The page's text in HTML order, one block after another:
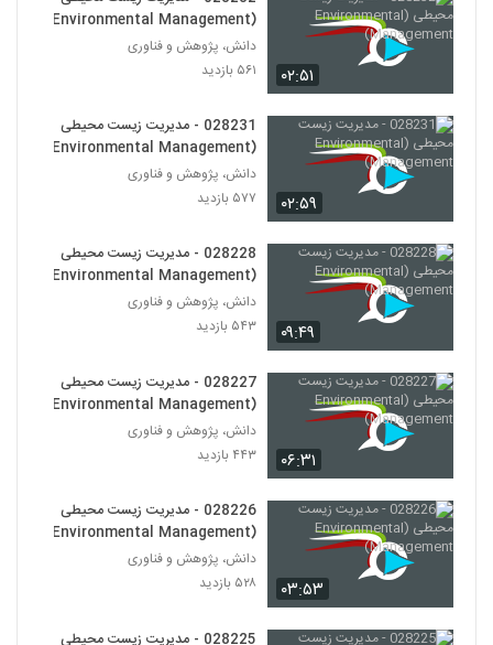
231
028242 - سیستم های مهندسی شده پیچیده
232
(Complex Engineered Systems)
028244 - سیستم های مهندسی شده پیچیده
(Complex Engineered Systems)
۴۹۱ بازدید
028245 - سیستم های مهندسی شده پیچیده
235
(Complex Engineered Systems)
236
028247 - سیستم های مهندسی شده پیچیده
(Complex Engineered Systems)
028248 - سیستم های مهندسی شده پیچیده
۰۲:۵۱
(Environmental Management)
دانش، پژوهش و فناوری
۵۶۱ بازدید
۰۲:۵۹
028231 - مدیریت زیست محیطی
(Environmental Management)
دانش، پژوهش و فناوری
۵۷۷ بازدید
۰۹:۴۹
028228 - مدیریت زیست محیطی
(Environmental Management)
دانش، پژوهش و فناوری
۵۴۳ بازدید
۰۶:۳۱
028227 - مدیریت زیست محیطی
(Environmental Management)
دانش، پژوهش و فناوری
۴۴۳ بازدید
۰۳:۵۳
028226 - مدیریت زیست محیطی
(Environmental Management)
دانش، پژوهش و فناوری
۵۲۸ بازدید
028225 - مدیریت زیست محیطی